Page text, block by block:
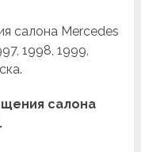
салона Mercedes
1998, 1999,
салона